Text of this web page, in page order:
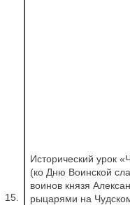
15.
Исторический урок
(ко Дню Воинской
воинов князя
рыцарями на